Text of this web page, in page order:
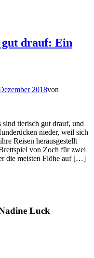
gut drauf: Ein
2018von
tierisch gut drauf, und
nieder, weil sich
Reisen herausgestellt
von Zoch für zwei
die meisten Flöhe auf […]
Luck